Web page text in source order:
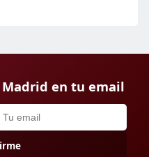
Madrid en tu email